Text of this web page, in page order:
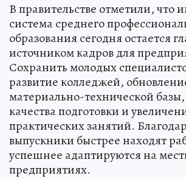
В правительстве отметили, что
система среднего
образования сегодня остается
источником кадров для
Сохранить молодых
развитие колледжей,
материально-технической
качества подготовки и
практических занятий.
выпускники быстрее находят
успешнее адаптируются на
предприятиях.